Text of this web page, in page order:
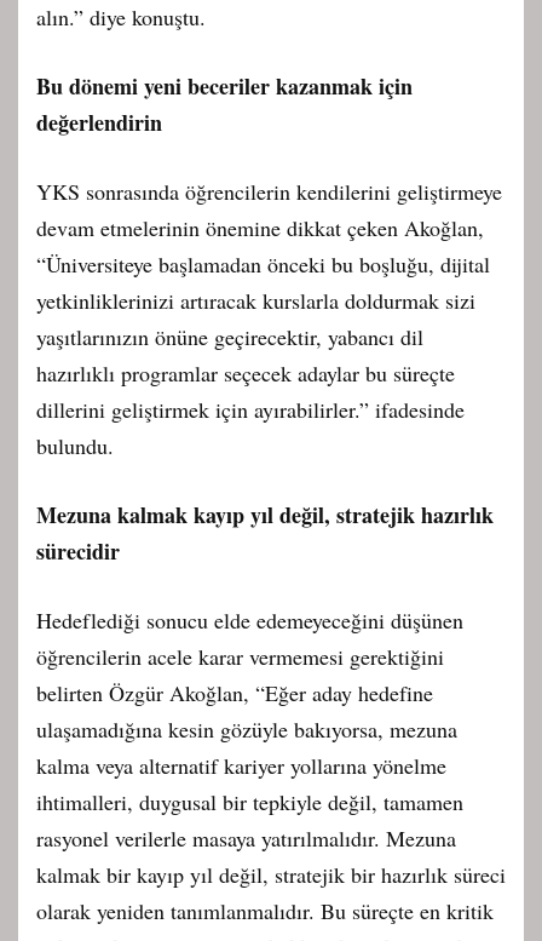
alın.” diye konuştu.
Bu dönemi yeni beceriler kazanmak için
değerlendirin
YKS sonrasında öğrencilerin kendilerini geliştirmeye
devam etmelerinin önemine dikkat çeken Akoğlan,
“Üniversiteye başlamadan önceki bu boşluğu, dijital
yetkinliklerinizi artıracak kurslarla doldurmak sizi
yaşıtlarınızın önüne geçirecektir, yabancı dil
hazırlıklı programlar seçecek adaylar bu süreçte
dillerini geliştirmek için ayırabilirler.” ifadesinde
bulundu.
Mezuna kalmak kayıp yıl değil, stratejik hazırlık
sürecidir
Hedeflediği sonucu elde edemeyeceğini düşünen
öğrencilerin acele karar vermemesi gerektiğini
belirten Özgür Akoğlan, “Eğer aday hedefine
ulaşamadığına kesin gözüyle bakıyorsa, mezuna
kalma veya alternatif kariyer yollarına yönelme
ihtimalleri, duygusal bir tepkiyle değil, tamamen
rasyonel verilerle masaya yatırılmalıdır. Mezuna
kalmak bir kayıp yıl değil, stratejik bir hazırlık süreci
olarak yeniden tanımlanmalıdır. Bu süreçte en kritik